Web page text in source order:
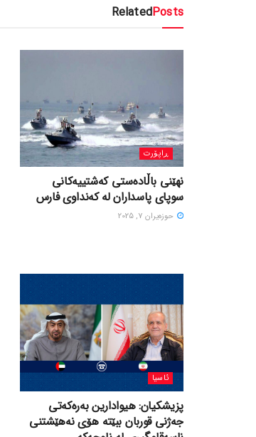
RelatedPosts
ڕاپۆرت
نهێنی باڵادەستی کەشتییەکانی
سوپای پاسداران لە کەنداوی فارس
حوزه‌یران 7, 2025
ئاسیا
پزیشکیان: هیوادارین بەرەکەتی
جەژنی قوربان ببێتە هۆی نەهێشتنی